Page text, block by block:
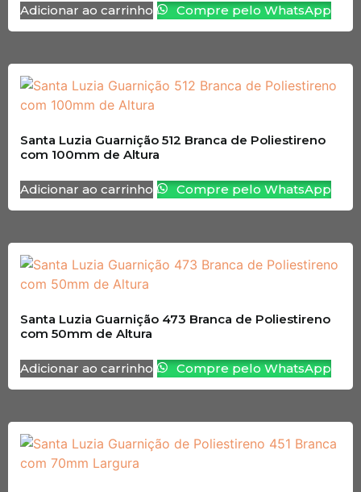
Adicionar ao carrinho Compre pelo WhatsApp
Santa Luzia Guarnição 512 Branca de Poliestireno
com 100mm de Altura
Adicionar ao carrinho Compre pelo WhatsApp
Santa Luzia Guarnição 473 Branca de Poliestireno
com 50mm de Altura
Adicionar ao carrinho Compre pelo WhatsApp